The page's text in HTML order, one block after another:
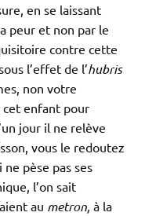
en se laissant
peur et non par le
contre cette
l’effet de l’hubris
non votre
cet enfant pour
jour il ne relève
vous le redoutez
pèse pas ses
l’on sait
au metron, à la